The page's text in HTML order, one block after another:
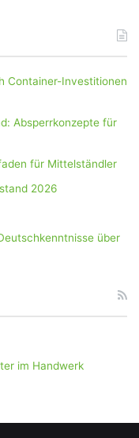
Container-Investitionen
Absperrkonzepte für
für Mittelständler
2026
über
im Handwerk